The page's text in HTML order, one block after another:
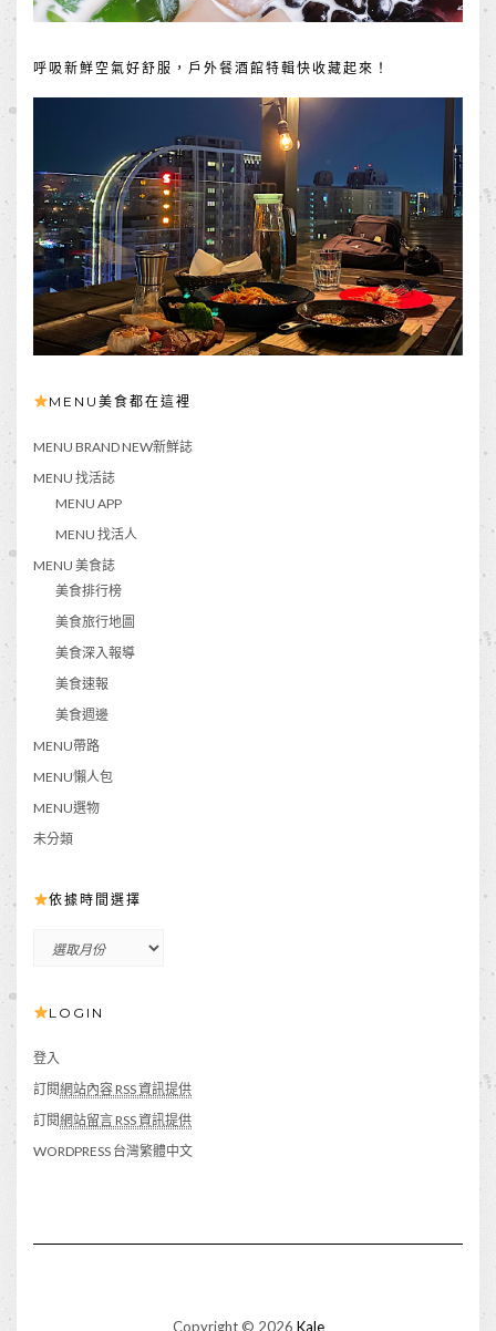
呼吸新鮮空氣好舒服，戶外餐酒館特輯快收藏起來！
MENU美食都在這裡
MENU BRAND NEW新鮮誌
MENU 找活誌
MENU APP
MENU 找活人
MENU 美食誌
美食排行榜
美食旅行地圖
美食深入報導
美食速報
美食週邊
MENU帶路
MENU懶人包
MENU選物
未分類
依據時間選擇
間
擇
LOGIN
登入
訂閱網站內容 RSS 資訊提供
訂閱網站留言 RSS 資訊提供
WORDPRESS 台灣繁體中文
Copyright © 2026 Kale